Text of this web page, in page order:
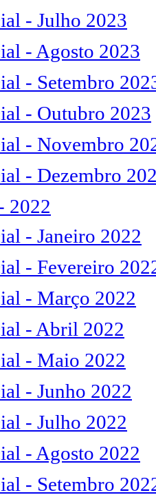
- Julho 2023
- Agosto 2023
- Setembro
- Outubro 2023
- Novembro
- Dezembro
2022
- Janeiro 2022
- Fevereiro
- Março 2022
- Abril 2022
- Maio 2022
- Junho 2022
- Julho 2022
- Agosto 2022
- Setembro